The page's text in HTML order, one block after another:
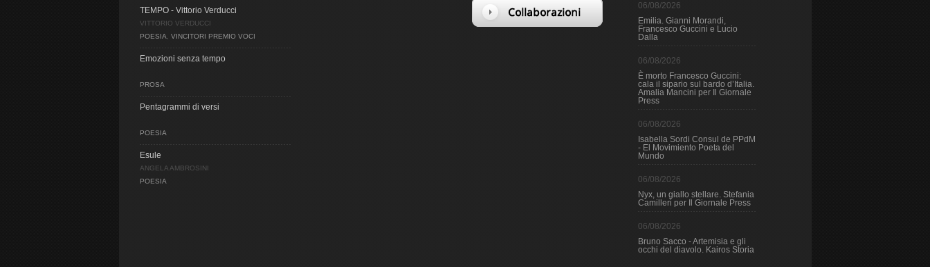
TEMPO - Vittorio Verducci
VITTORIO VERDUCCI
POESIA, VINCITORI PREMIO VOCI
Emozioni senza tempo
PROSA
Pentagrammi di versi
POESIA
Esule
ANGELA AMBROSINI
POESIA
06/08/2026
Emilia. Gianni Morandi,
Francesco Guccini e Lucio
Dalla
06/08/2026
È morto Francesco Guccini:
cala il sipario sul bardo d’Italia.
Amalia Mancini per Il Giornale
Press
06/08/2026
Isabella Sordi Consul de PPdM
- El Movimiento Poeta del
Mundo
06/08/2026
Nyx, un giallo stellare. Stefania
Camilleri per Il Giornale Press
06/08/2026
Bruno Sacco - Artemisia e gli
occhi del diavolo. Kairos Storia